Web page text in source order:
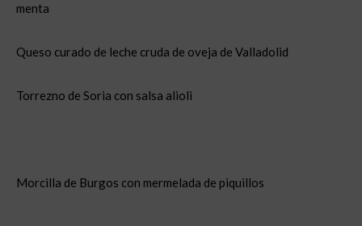
menta
Queso curado de leche cruda de oveja de Valladolid
Torrezno de Soria con salsa alioli
Morcilla de Burgos con mermelada de piquillos